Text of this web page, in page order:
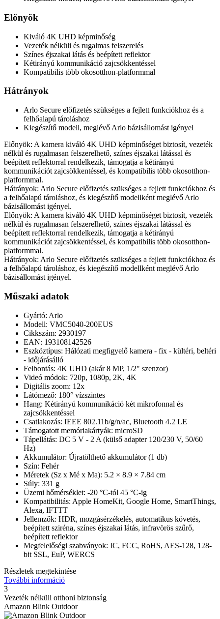
Előnyök
Kiváló 4K UHD képminőség
Vezeték nélküli és rugalmas felszerelés
Színes éjszakai látás és beépített reflektor
Kétirányú kommunikáció zajcsökkentéssel
Kompatibilis több okosotthon-platformmal
Hátrányok
Arlo Secure előfizetés szükséges a fejlett funkciókhoz és a
felhőalapú tároláshoz
Kiegészítő modell, meglévő Arlo bázisállomást igényel
Előnyök: A kamera kiváló 4K UHD képminőséget biztosít, vezeték
nélkül és rugalmasan felszerelhető, színes éjszakai látással és
beépített reflektorral rendelkezik, támogatja a kétirányú
kommunikációt zajcsökkentéssel, és kompatibilis több okosotthon-
platformmal.
Hátrányok: Arlo Secure előfizetés szükséges a fejlett funkciókhoz és
a felhőalapú tároláshoz, és kiegészítő modellként meglévő Arlo
bázisállomást igényel.
Előnyök: A kamera kiváló 4K UHD képminőséget biztosít, vezeték
nélkül és rugalmasan felszerelhető, színes éjszakai látással és
beépített reflektorral rendelkezik, támogatja a kétirányú
kommunikációt zajcsökkentéssel, és kompatibilis több okosotthon-
platformmal.
Hátrányok: Arlo Secure előfizetés szükséges a fejlett funkciókhoz és
a felhőalapú tároláshoz, és kiegészítő modellként meglévő Arlo
bázisállomást igényel.
Műszaki adatok
Gyártó: Arlo
Modell: VMC5040-200EUS
Cikkszám: 2930197
EAN: 193108142526
Eszköztípus: Hálózati megfigyelő kamera - fix - kültéri, beltéri
- időjárásálló
Felbontás: 4K UHD (akár 8 MP, 1/2" szenzor)
Videó módok: 720p, 1080p, 2K, 4K
Digitális zoom: 12x
Látómező: 180° vízszintes
Hang: Kétirányú kommunikáció két mikrofonnal és
zajcsökkentéssel
Csatlakozás: IEEE 802.11b/g/n/ac, Bluetooth 4.2 LE
Támogatott memóriakártyák: microSD
Tápellátás: DC 5 V - 2 A (külső adapter 120/230 V, 50/60
Hz)
Akkumulátor: Újratölthető akkumulátor (1 db)
Szín: Fehér
Méretek (Sz x Mé x Ma): 5.2 × 8.9 × 7.84 cm
Súly: 331 g
Üzemi hőmérséklet: -20 °C-tól 45 °C-ig
Kompatibilitás: Apple HomeKit, Google Home, SmartThings,
Alexa, IFTTT
Jellemzők: HDR, mozgásérzékelés, automatikus követés,
beépített sziréna, színes éjszakai látás, infravörös szűrő,
beépített reflektor
Megfelelőségi szabványok: IC, FCC, RoHS, AES-128, 128-
bit SSL, EuP, WERCS
Részletek megtekintése
További információ
3
Vezeték nélküli otthoni biztonság
Amazon Blink Outdoor